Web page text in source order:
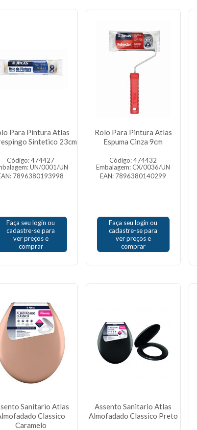
Para Pintura Atlas
Sintetico 23cm
Código: 474427
UN/0001/UN
7896380193998
Faça seu login ou
cadastre-se para
ver preços e
comprar
Rolo Para Pintura Atlas
Espuma Cinza 9cm
Código: 474432
Embalagem: CX/0036/UN
EAN: 7896380140299
Faça seu login ou
cadastre-se para
ver preços e
comprar
Sanitario Atlas
Classico
Caramelo
Assento Sanitario Atlas
Almofadado Classico Preto